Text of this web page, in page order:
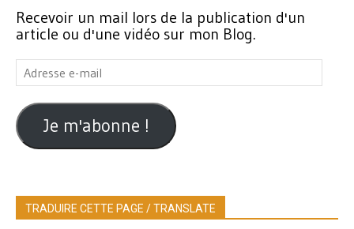
Recevoir un mail lors de la publication d'un
article ou d'une vidéo sur mon Blog.
Adresse
e-
mail
Je m'abonne !
TRADUIRE CETTE PAGE / TRANSLATE